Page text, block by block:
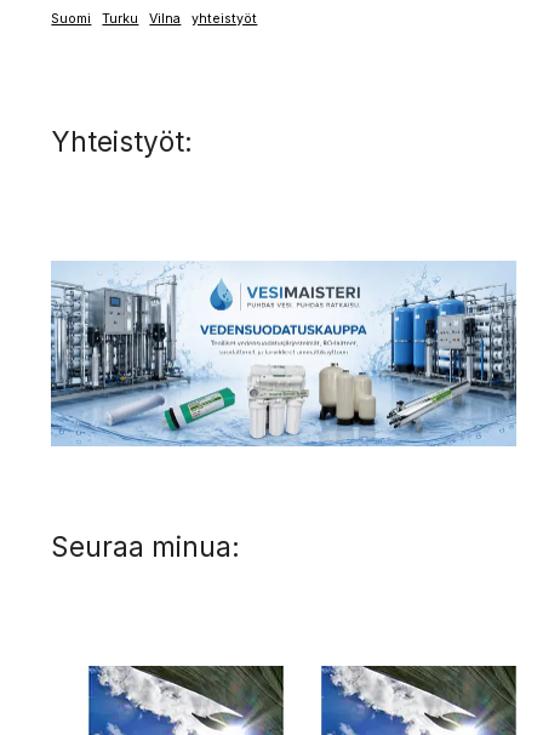
Suomi Turku Vilna yhteistyöt
Yhteistyöt:
Seuraa minua: